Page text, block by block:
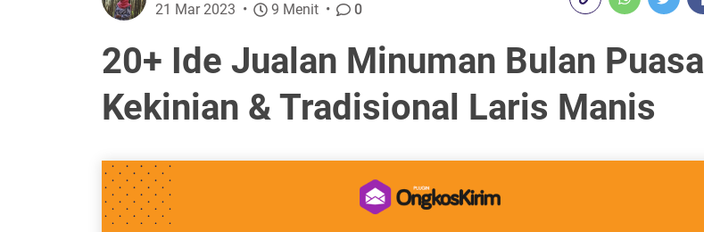
20+ Ide Jualan Minuman Bulan Puasa
Kekinian & Tradisional Laris Manis
21 Mar 2023
9 Menit 0